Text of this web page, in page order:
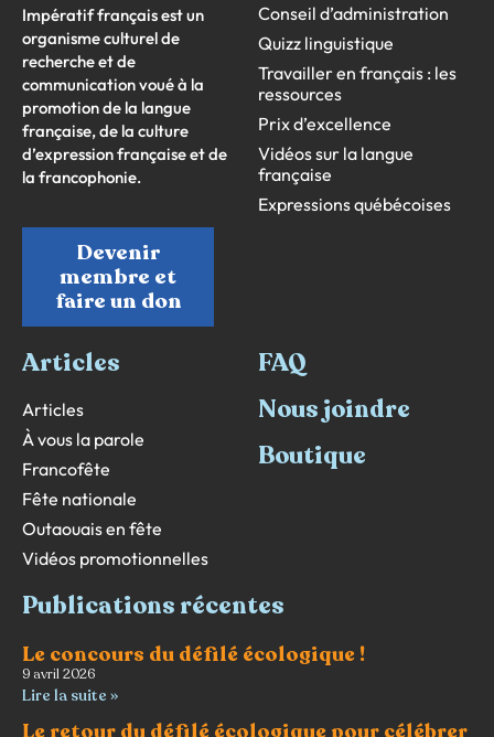
Impératif français est un
organisme culturel de
recherche et de
communication voué à la
promotion de la langue
française, de la culture
d’expression française et de
la francophonie.
Devenir
membre et
faire un don
Conseil d’administration
Quizz linguistique
Travailler en français : les
ressources
Prix d’excellence
Vidéos sur la langue
française
Expressions québécoises
Articles
Articles
À vous la parole
Francofête
Fête nationale
Outaouais en fête
Vidéos promotionnelles
FAQ
Nous joindre
Boutique
Publications récentes
Le concours du défilé écologique !
9 avril 2026
Lire la suite »